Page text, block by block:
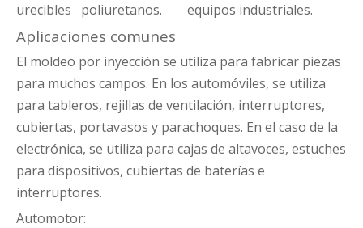
urecibles
poliuretanos.
equipos industriales.
Aplicaciones comunes
El moldeo por inyección se utiliza para fabricar piezas
para muchos campos. En los automóviles, se utiliza
para tableros, rejillas de ventilación, interruptores,
cubiertas, portavasos y parachoques. En el caso de la
electrónica, se utiliza para cajas de altavoces, estuches
para dispositivos, cubiertas de baterías e
interruptores.
Automotor: